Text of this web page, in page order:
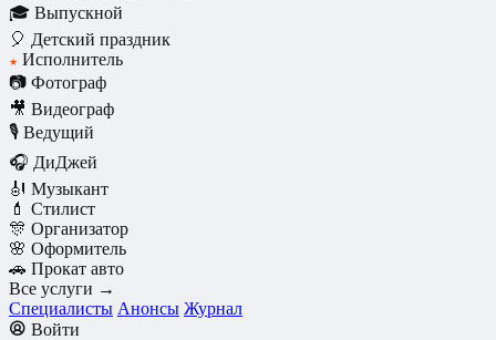
🎓 Выпускной
🎈 Детский праздник
★ Исполнитель
📷 Фотограф
🎥 Видеограф
🎙️ Ведущий
🎧 ДиДжей
🎻 Музыкант
💄 Стилист
🎊 Организатор
🌸 Оформитель
🚗 Прокат авто
Все услуги →
Специалисты Анонсы Журнал
Войти